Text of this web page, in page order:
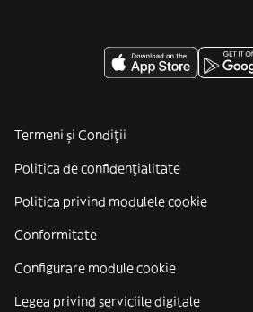
Termeni și Condiții
Politica de confidenţialitate
Politica privind modulele cookie
Conformitate
Configurare module cookie
Legea privind serviciile digitale